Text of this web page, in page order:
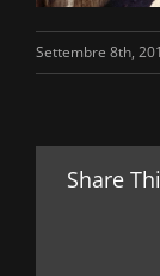
Settembre 8th,
Share